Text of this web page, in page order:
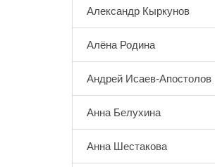
Александр Кыркунов
Алёна Родина
Андрей Исаев-Апостолов
Анна Белухина
Анна Шестакова